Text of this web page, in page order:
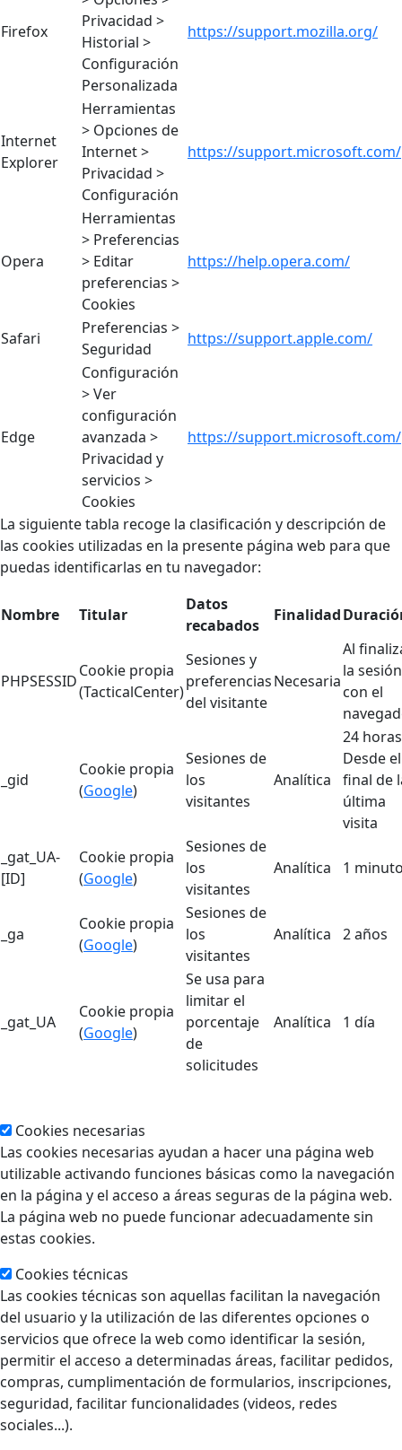
Firefox
Privacidad >
Historial >
Configuración
Personalizada
https://support.mozilla.org/
Internet
Explorer
Herramientas
> Opciones de
Internet >
Privacidad >
Configuración
https://support.microsoft.com/
Opera
Herramientas
> Preferencias
> Editar
preferencias >
Cookies
https://help.opera.com/
Safari
Preferencias >
Seguridad
https://support.apple.com/
Edge
Configuración
> Ver
configuración
avanzada >
Privacidad y
servicios >
Cookies
https://support.microsoft.com/
La siguiente tabla recoge la clasificación y descripción de
las cookies utilizadas en la presente página web para que
puedas identificarlas en tu navegador:
Nombre Titular
Datos
recabados
Finalidad
PHPSESSID
Cookie propia
(TacticalCenter)
Sesiones y
preferencias
del visitante
Necesaria
Al
la sesión
con el
_gid
Cookie propia
(Google)
Sesiones de
los
visitantes
Analítica
24
Desde el
final de
última
visita
_gat_UA-
[ID]
Cookie propia
(Google)
Sesiones de
los
visitantes
Analítica 1
_ga
Cookie propia
(Google)
Sesiones de
los
visitantes
Analítica 2 años
_gat_UA
Cookie propia
(Google)
Se usa para
limitar el
porcentaje
de
solicitudes
Analítica 1 día
Cookies necesarias
Las cookies necesarias ayudan a hacer una página web
utilizable activando funciones básicas como la navegación
en la página y el acceso a áreas seguras de la página web.
La página web no puede funcionar adecuadamente sin
estas cookies.
Cookies técnicas
Las cookies técnicas son aquellas facilitan la navegación
del usuario y la utilización de las diferentes opciones o
servicios que ofrece la web como identificar la sesión,
permitir el acceso a determinadas áreas, facilitar pedidos,
compras, cumplimentación de formularios, inscripciones,
seguridad, facilitar funcionalidades (videos, redes
sociales...).